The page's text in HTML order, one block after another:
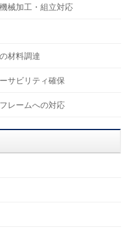
械加工・組立対応
材料調達
サビリティ確保
レームへの対応